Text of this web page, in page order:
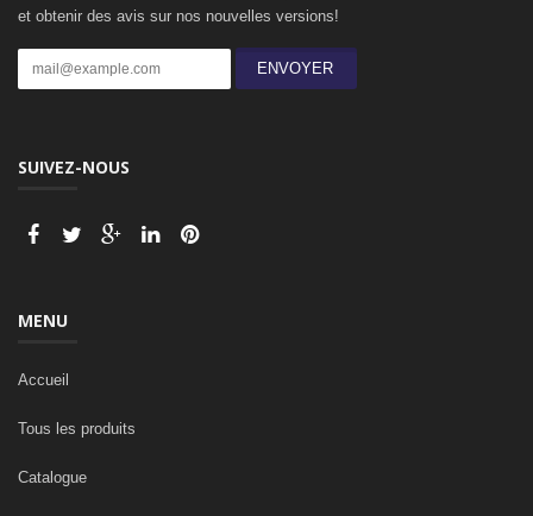
et obtenir des avis sur nos nouvelles versions!
ENVOYER
SUIVEZ-NOUS
MENU
Accueil
Tous les produits
Catalogue